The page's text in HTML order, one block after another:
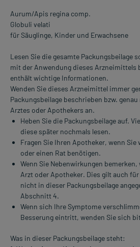
Aurum/Apis regina comp.
Globuli velati
für Säuglinge, Kinder und Erwachsene
Lesen Sie die gesamte Packungsbeilage
mit der Anwendung dieses Arzneimittels
enthält wichtige Informationen.
Wenden Sie dieses Arzneimittel immer
Packungsbeilage beschrieben bzw.
Arztes oder Apothekers an.
Heben Sie die Packungsbeilage auf.
diese später nochmals lesen.
Fragen Sie Ihren Apotheker, wenn
oder einen Rat benötigen.
Wenn Sie Nebenwirkungen
Arzt oder Apotheker. Dies gilt auch
nicht in dieser Packungsbeilage
Abschnitt 4.
Wenn sich Ihre Symptome
Besserung eintritt, wenden Sie sich
Was in dieser Packungsbeilage steht: